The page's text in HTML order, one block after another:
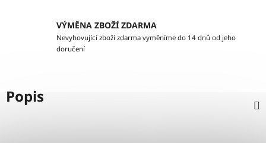
VÝMĚNA ZBOŽÍ ZDARMA
Nevyhovující zboží zdarma vyměníme do 14 dnů od jeho
doručení
Popis